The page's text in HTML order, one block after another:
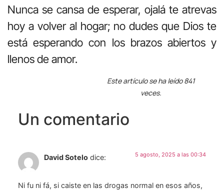
Nunca se cansa de esperar, ojalá te atrevas
hoy a volver al hogar; no dudes que Dios te
está esperando con los brazos abiertos y
llenos de amor.
Este artículo se ha leído 841
veces.
Un comentario
David Sotelo dice: 5 agosto, 2025 a las 00:34
Ni fu ni fá, si caiste en las drogas normal en esos años,